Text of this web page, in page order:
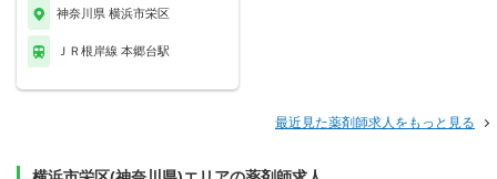
神奈川県 横浜市栄区
ＪＲ根岸線 本郷台駅
最近見た薬剤師求人をもっと見る